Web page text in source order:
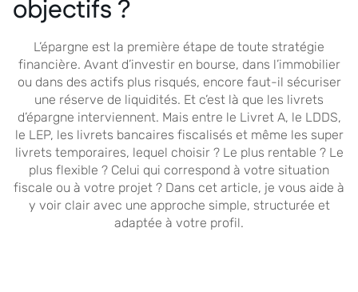
objectifs ?
L’épargne est la première étape de toute stratégie
financière. Avant d’investir en bourse, dans l’immobilier
ou dans des actifs plus risqués, encore faut-il sécuriser
une réserve de liquidités. Et c’est là que les livrets
d’épargne interviennent. Mais entre le Livret A, le LDDS,
le LEP, les livrets bancaires fiscalisés et même les super
livrets temporaires, lequel choisir ? Le plus rentable ? Le
plus flexible ? Celui qui correspond à votre situation
fiscale ou à votre projet ? Dans cet article, je vous aide à
y voir clair avec une approche simple, structurée et
adaptée à votre profil.